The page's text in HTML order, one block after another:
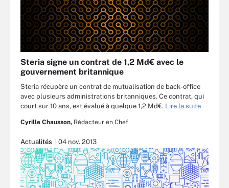
Steria signe un contrat de 1,2 Md€ avec le
gouvernement britannique
Steria récupère un contrat de mutualisation de back-office
avec plusieurs administrations britanniques. Ce contrat, qui
court sur 10 ans, est évalué à quelque 1,2 Md€. Lire la suite
Cyrille Chausson, Rédacteur en Chef
Actualités 04 nov. 2013